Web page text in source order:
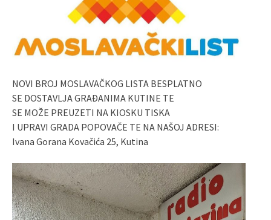
NOVI BROJ MOSLAVAČKOG LISTA BESPLATNO
SE DOSTAVLJA GRAĐANIMA KUTINE TE
SE MOŽE PREUZETI NA KIOSKU TISKA
I UPRAVI GRADA POPOVAČE TE NA NAŠOJ ADRESI:
Ivana Gorana Kovačića 25, Kutina